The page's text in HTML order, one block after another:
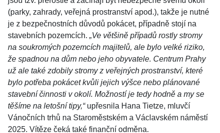
(parky, zahrady, veřejná prostranství apod.), takže je nutné
je z bezpečnostních důvodů pokácet, případně stojí na
stavebních pozemcích. „Ve většině případů rostly stromy
na soukromých pozemcích majitelů, ale bylo velké riziko,
že spadnou na dům nebo jeho obyvatele. Centrum Prahy
už ale také zdobily stromy z veřejných prostranství, které
bylo potřeba pokácet kvůli jejich výšce nebo plánované
stavební činnosti v okolí. Možností je tedy hodně a my se
těšíme na letošní tipy,“upřesnila Hana Tietze, mluvčí
Vánočních trhů na Staroměstském a Václavském náměstí
2025. Vítěze čeká také finanční odměna.